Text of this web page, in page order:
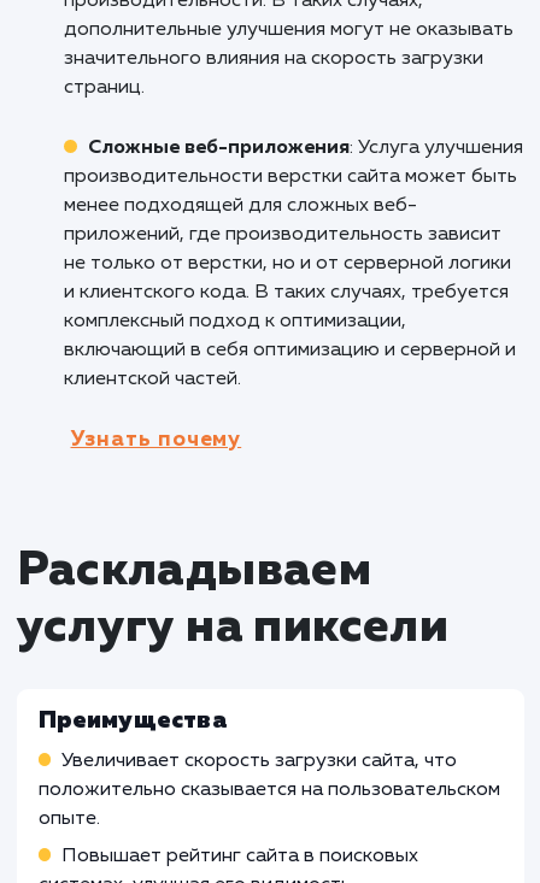
к компании.
сайты: Услуга улучшения
верстки сайта весьма полезна для
информационных порталов и новостных
где актуальность и оперативность загрузки
контента играют ключевую роль. Она
быстро отображать новости, статьи и
материалы, обеспечивая более удобное и
приятное чтение для пользователей.
Кому не подходит данный
может быть менее эффективной для сайтов
уже достигнут высокий уровень
значительного влияния на скорость загрузки
страниц.
производительности верстки сайта может